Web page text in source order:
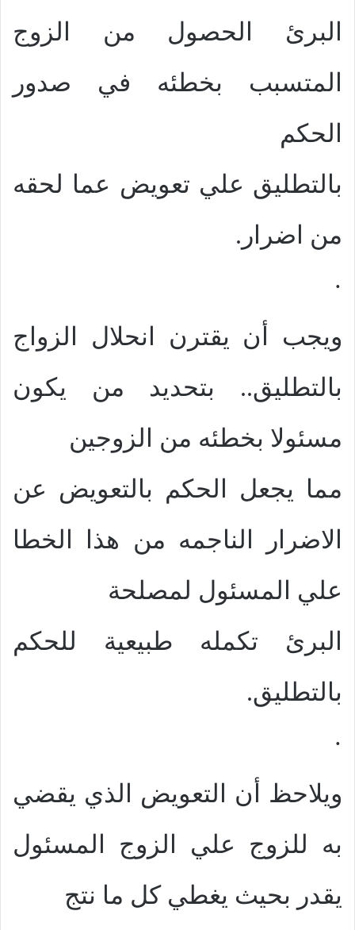
البرئ الحصول من الزوج
المتسبب بخطئه في صدور
الحكم
بالتطليق علي تعويض عما لحقه
من اضرار.
·
ويجب أن يقترن انحلال الزواج
بالتطليق.. بتحديد من يكون
مسئولا بخطئه من الزوجين
مما يجعل الحكم بالتعويض عن
الاضرار الناجمه من هذا الخطا
علي المسئول لمصلحة
البرئ تكمله طبيعية للحكم
بالتطليق.
·
ويلاحظ أن التعويض الذي يقضي
به للزوج علي الزوج المسئول
يقدر بحيث يغطي كل ما نتج